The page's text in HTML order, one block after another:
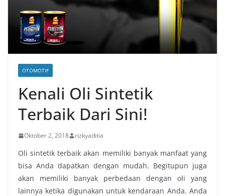
OTOMOTIF
Kenali Oli Sintetik
Terbaik Dari Sini!
Oktober 2, 2018 rizkyaditia
Oli sintetik terbaik akan memiliki banyak manfaat yang
bisa Anda dapatkan dengan mudah. Begitupun juga
akan memiliki banyak perbedaan dengan oli yang
lainnya ketika digunakan untuk kendaraan Anda. Anda